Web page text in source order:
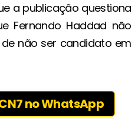
a publicação questiona
Fernando Haddad não
não ser candidato em
no WhatsApp